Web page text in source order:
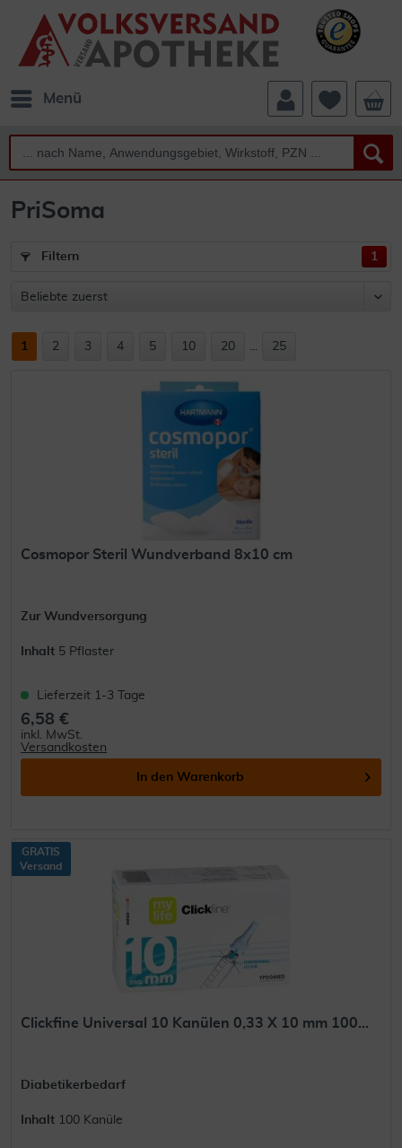
Menü
PriSoma
Filtern 1
1 2 3 4 5 10 20 ... 25
Cosmopor Steril Wundverband 8x10 cm
Zur Wundversorgung
Inhalt 5 Pflaster
Lieferzeit 1-3 Tage
6,58 €
inkl. MwSt.
Versandkosten
In den Warenkorb
GRATIS
Versand
Clickfine Universal 10 Kanülen 0,33 X 10 mm 100...
Diabetikerbedarf
Inhalt 100 Kanüle